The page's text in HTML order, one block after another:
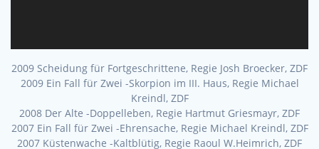
2009 Scheidung für Fortgeschrittene, Regie Josh Broecker, ZDF
2009 Ein Fall für Zwei -Skorpion im III. Haus, Regie Michael
Kreindl, ZDF
2008 Der Alte -Doppelleben, Regie Hartmut Griesmayr, ZDF
2007 Ein Fall für Zwei -Ehrensache, Regie Michael Kreindl, ZDF
2007 Küstenwache -Kaltblütig, Regie Raoul W.Heimrich, ZDF